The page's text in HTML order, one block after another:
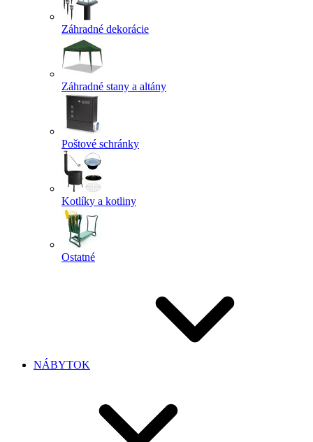
Záhradné dekorácie
Záhradné stany a altány
Poštové schránky
Kotlíky a kotliny
Ostatné
NÁBYTOK